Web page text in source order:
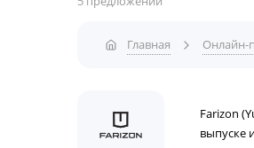
Главная Онлайн-
Farizon
выпуске